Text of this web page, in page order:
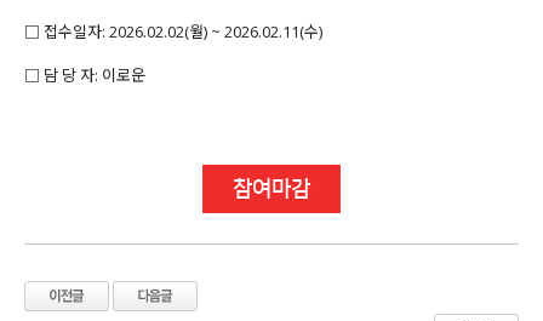
□ 접수일자: 2026.02.02(월) ~ 2026.02.11(수)
□ 담 당 자: 이로운
참여마감